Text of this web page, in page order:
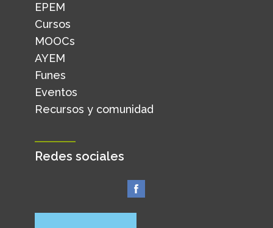
EPEM
Cursos
MOOCs
AYEM
Funes
Eventos
Recursos y comunidad
Redes sociales